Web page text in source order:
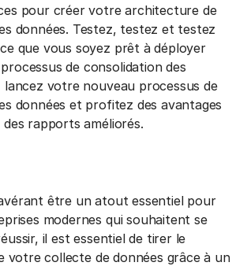
pour créer votre architecture de
données. Testez, testez et testez
que vous soyez prêt à déployer
de consolidation des
lancez votre nouveau processus de
données et profitez des avantages
rapports améliorés.
être un atout essentiel pour
modernes qui souhaitent se
il est essentiel de tirer le
votre collecte de données grâce à un